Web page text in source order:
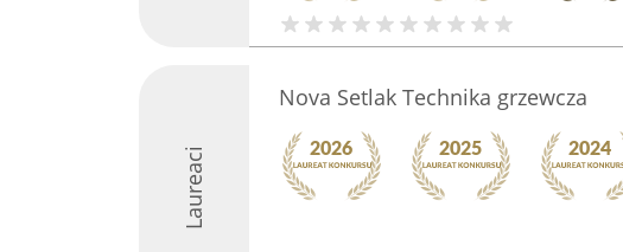
Laureaci
Nova Setlak Technika grzewcza